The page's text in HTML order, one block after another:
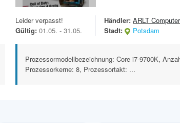
Leider verpasst!
Gültig: 01.05. - 31.05.
Händler: ARLT Computer
Stadt:
Potsdam
Prozessormodellbezeichnung: Core i7-9700K,
Prozessorkerne: 8, Prozessortakt: ...